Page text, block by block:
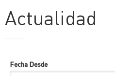
Actualidad
Fecha Desde